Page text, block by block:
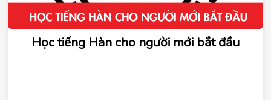
Học tiếng Hàn cho người mới bắt đầu